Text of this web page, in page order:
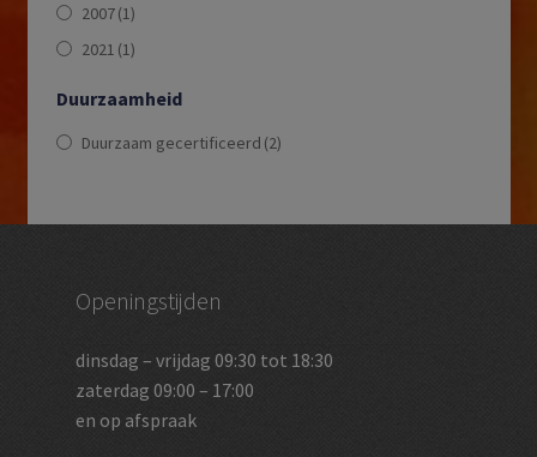
Vioshinho
2007(1)
2021 (1)
Duurzaamheid
Duurzaam gecertificeerd (2)
Openingstijden
dinsdag – vrijdag 09:30 tot 18:30
zaterdag 09:00 – 17:00
en op afspraak